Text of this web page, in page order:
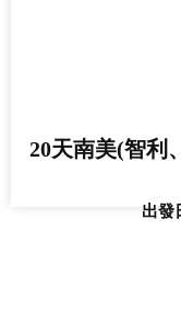
20天南美(智利
出發